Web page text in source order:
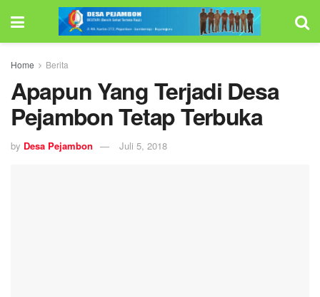
Home Berita
Apapun Yang Terjadi Desa
Pejambon Tetap Terbuka
by Desa Pejambon Juli 5, 2018